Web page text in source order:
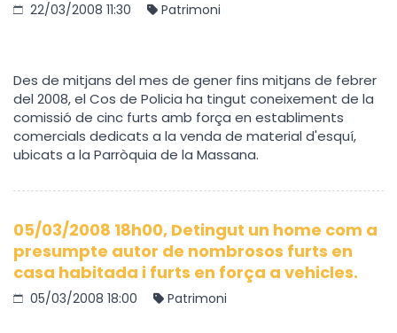
22/03/2008 11:30 Patrimoni
Des de mitjans del mes de gener fins mitjans de febrer
del 2008, el Cos de Policia ha tingut coneixement de la
comissió de cinc furts amb força en establiments
comercials dedicats a la venda de material d'esquí,
ubicats a la Parròquia de la Massana.
05/03/2008 18h00, Detingut un home com a
presumpte autor de nombrosos furts en
casa habitada i furts en força a vehicles.
05/03/2008 18:00 Patrimoni